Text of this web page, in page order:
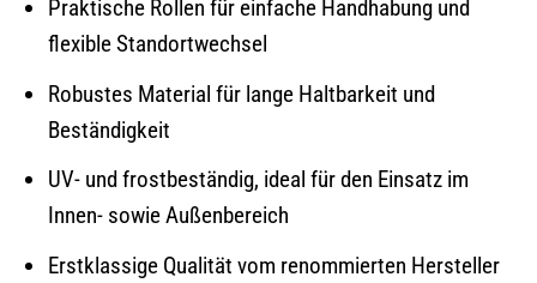
Praktische Rollen für einfache Handhabung und
flexible Standortwechsel
Robustes Material für lange Haltbarkeit und
Beständigkeit
UV- und frostbeständig, ideal für den Einsatz im
Innen- sowie Außenbereich
Erstklassige Qualität vom renommierten Hersteller